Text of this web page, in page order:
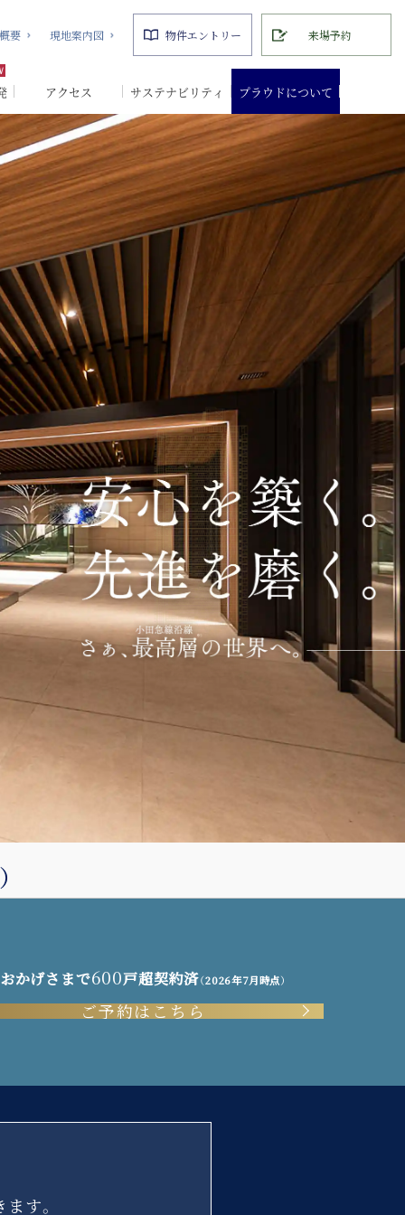
要 現地案内図 物件エントリー 来場予約
アクセス サステナビリティ プラウドについて
おかげさまで600戸超契約済（2026年7月時点）
ご予約はこちら
す。